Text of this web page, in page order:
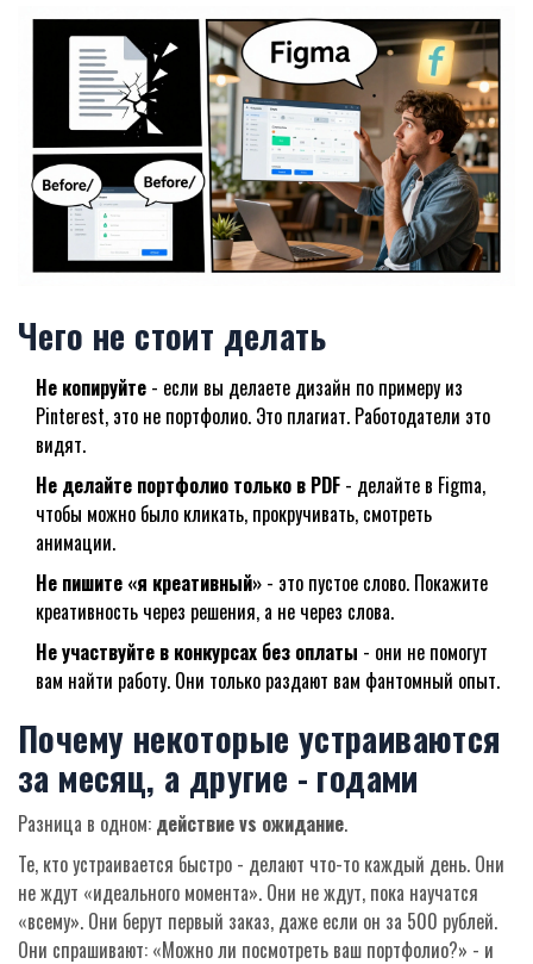
Чего не стоит делать
Не копируйте - если вы делаете дизайн по примеру из
Pinterest, это не портфолио. Это плагиат. Работодатели это
видят.
Не делайте портфолио только в PDF - делайте в Figma,
чтобы можно было кликать, прокручивать, смотреть
анимации.
Не пишите «я креативный» - это пустое слово. Покажите
креативность через решения, а не через слова.
Не участвуйте в конкурсах без оплаты - они не помогут
вам найти работу. Они только раздают вам фантомный опыт.
Почему некоторые устраиваются
за месяц, а другие - годами
Разница в одном: действие vs ожидание.
Те, кто устраивается быстро - делают что-то каждый день. Они
не ждут «идеального момента». Они не ждут, пока научатся
«всему». Они берут первый заказ, даже если он за 500 рублей.
Они спрашивают: «Можно ли посмотреть ваш портфолио?» - и